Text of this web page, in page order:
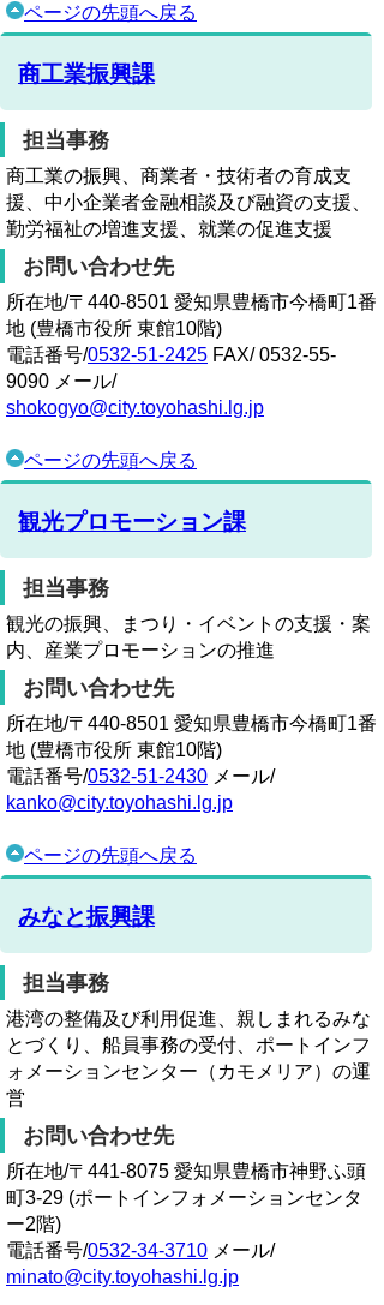
ページの先頭へ戻る
商工業振興課
担当事務
商工業の振興、商業者・技術者の育成支
援、中小企業者金融相談及び融資の支援、
勤労福祉の増進支援、就業の促進支援
お問い合わせ先
所在地/〒440-8501 愛知県豊橋市今橋町1番
地 (豊橋市役所 東館10階)
電話番号/0532-51-2425 FAX/ 0532-55-
9090 メール/
shokogyo@city.toyohashi.lg.jp
ページの先頭へ戻る
観光プロモーション課
担当事務
観光の振興、まつり・イベントの支援・案
内、産業プロモーションの推進
お問い合わせ先
所在地/〒440-8501 愛知県豊橋市今橋町1番
地 (豊橋市役所 東館10階)
電話番号/0532-51-2430 メール/
kanko@city.toyohashi.lg.jp
ページの先頭へ戻る
みなと振興課
担当事務
港湾の整備及び利用促進、親しまれるみな
とづくり、船員事務の受付、ポートインフ
ォメーションセンター（カモメリア）の運
営
お問い合わせ先
所在地/〒441-8075 愛知県豊橋市神野ふ頭
町3-29 (ポートインフォメーションセンタ
ー2階)
電話番号/0532-34-3710 メール/
minato@city.toyohashi.lg.jp